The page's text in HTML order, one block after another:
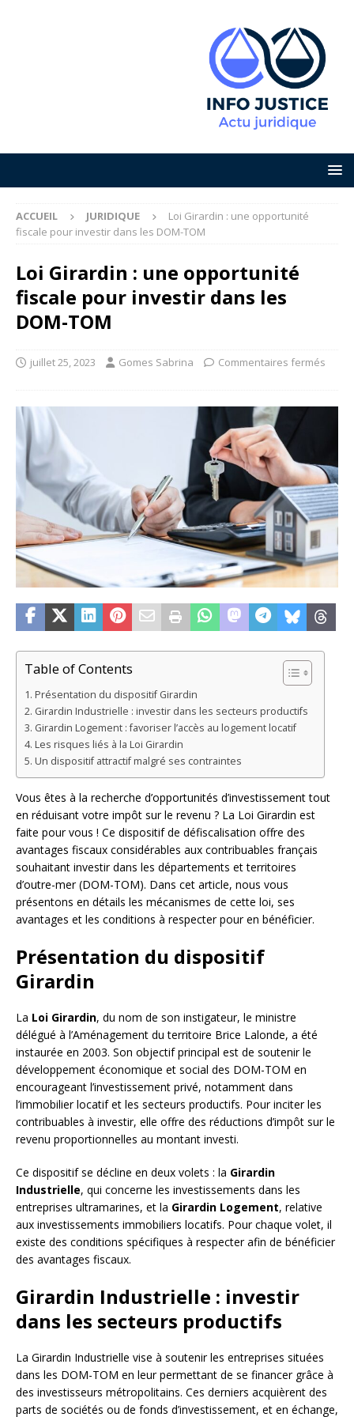
ACCUEIL JURIDIQUE
Loi Girardin : une opportunité
fiscale pour investir dans les DOM-TOM
Loi Girardin : une opportunité
fiscale pour investir dans les
DOM-TOM
juillet 25, 2023 Gomes Sabrina Commentaires fermés
Table of Contents
Présentation du dispositif Girardin
Girardin Industrielle : investir dans les secteurs productifs
Girardin Logement : favoriser l’accès au logement locatif
Les risques liés à la Loi Girardin
Un dispositif attractif malgré ses contraintes
Vous êtes à la recherche d’opportunités d’investissement tout
en réduisant votre impôt sur le revenu ? La Loi Girardin est
faite pour vous ! Ce dispositif de défiscalisation offre des
avantages fiscaux considérables aux contribuables français
souhaitant investir dans les départements et territoires
d’outre-mer (DOM-TOM). Dans cet article, nous vous
présentons en détails les mécanismes de cette loi, ses
avantages et les conditions à respecter pour en bénéficier.
Présentation du dispositif
Girardin
La Loi Girardin, du nom de son instigateur, le ministre
délégué à l’Aménagement du territoire Brice Lalonde, a été
instaurée en 2003. Son objectif principal est de soutenir le
développement économique et social des DOM-TOM en
encourageant l’investissement privé, notamment dans
l’immobilier locatif et les secteurs productifs. Pour inciter les
contribuables à investir, elle offre des réductions d’impôt sur le
revenu proportionnelles au montant investi.
Ce dispositif se décline en deux volets : la Girardin
Industrielle, qui concerne les investissements dans les
entreprises ultramarines, et la Girardin Logement, relative
aux investissements immobiliers locatifs. Pour chaque volet, il
existe des conditions spécifiques à respecter afin de bénéficier
des avantages fiscaux.
Girardin Industrielle : investir
dans les secteurs productifs
La Girardin Industrielle vise à soutenir les entreprises situées
dans les DOM-TOM en leur permettant de se financer grâce à
des investisseurs métropolitains. Ces derniers acquièrent des
parts de sociétés ou de fonds d’investissement, et en échange,